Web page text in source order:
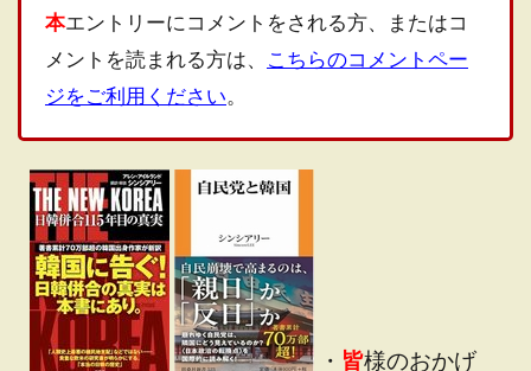
本エントリーにコメントをされる方、またはコ
メントを読まれる方は、 こちらのコメントペー
ジをご利用ください。
・ 皆様のおかげ